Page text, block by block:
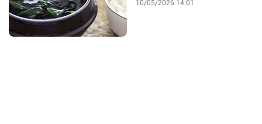
10/05/2026 14:01